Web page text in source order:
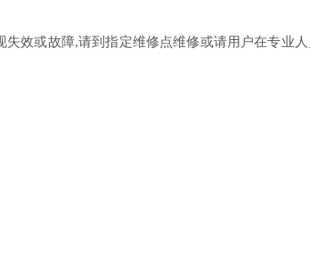
失效或故障,请到指定维修点维修或请用户在专业